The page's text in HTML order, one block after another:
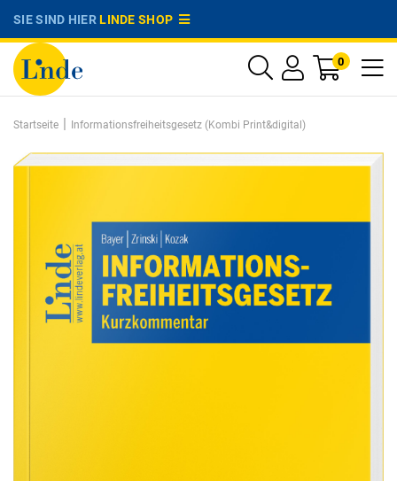
SIE SIND HIERLINDE SHOP
0
Startseite | Informationsfreiheitsgesetz (Kombi Print&digital)